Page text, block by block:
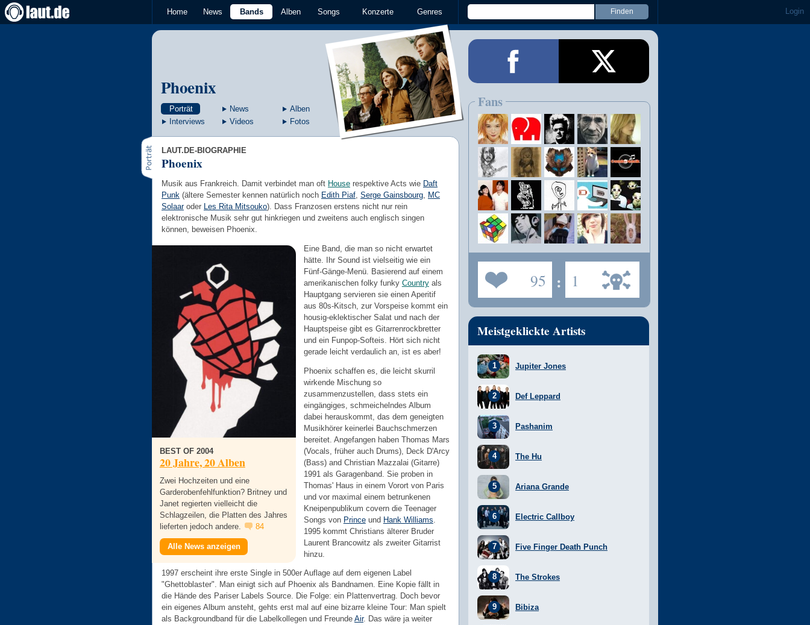
Home News Bands Alben Songs Konzerte Genres Login
Phoenix
Porträt News
Alben
Interviews
Videos Fotos
LAUT.DE-BIOGRAPHIE
Phoenix
Musik aus Frankreich. Damit verbindet man oft House respektive Acts wie Daft
Punk (ältere Semester kennen natürlich noch Edith Piaf, Serge Gainsbourg, MC
Solaaroder Les Rita Mitsouko). Dass Franzosen erstens nicht nur rein
elektronische Musik sehr gut hinkriegen und zweitens auch englisch singen
können, beweisen Phoenix.
BEST OF 2004
20 Jahre, 20 Alben
Zwei Hochzeiten und eine
Garderobenfehlfunktion? Britney und
Janet regierten vielleicht die
Schlagzeilen, die Platten des Jahres
lieferten jedoch andere.
84
Alle News anzeigen
Eine Band, die man so nicht erwartet
hätte. Ihr Sound ist vielseitig wie ein
Fünf-Gänge-Menü. Basierend auf einem
amerikanischen folky funky Countryals
Hauptgang servieren sie einen Aperitif
aus 80s-Kitsch, zur Vorspeise kommt ein
housig-eklektischer Salat und nach der
Hauptspeise gibt es Gitarrenrockbretter
und ein Funpop-Softeis. Hört sich nicht
gerade leicht verdaulich an, ist es aber!
Phoenix schaffen es, die leicht skurril
wirkende Mischung so
zusammenzustellen, dass stets ein
eingängiges, schmeichelndes Album
dabei herauskommt, das dem geneigten
Musikhörer keinerlei Bauchschmerzen
bereitet. Angefangen haben Thomas Mars
(Vocals, früher auch Drums), Deck D'Arcy
(Bass) and Christian Mazzalai (Gitarre)
1991 als Garagenband. Sie proben in
Thomas' Haus in einem Vorort von Paris
und vor maximal einem betrunkenen
Kneipenpublikum covern die Teenager
Songs von Princeund Hank Williams
1995 kommt Christians älterer Bruder
Laurent Brancowitz als zweiter Gitarrist
hinzu.
1997 erscheint ihre erste Single in 500er Auflage auf dem eigenen Label
"Ghettoblaster". Man einigt sich auf Phoenix als Bandnamen. Eine Kopie fällt in
die Hände des Pariser Labels Source. Die Folge: ein Plattenvertrag. Doch bevor
ein eigenes Album ansteht, gehts erst mal auf eine bizarre kleine Tour: Man spielt
als Backgroundband für die Labelkollegen und Freunde Air. Das wäre ja weiter
Fans
95 : 1
Meistgeklickte Artists
Jupiter Jones
Def Leppard
Pashanim
The Hu
Ariana Grande
Electric Callboy
Five Finger Death Punch
The Strokes
Bibiza